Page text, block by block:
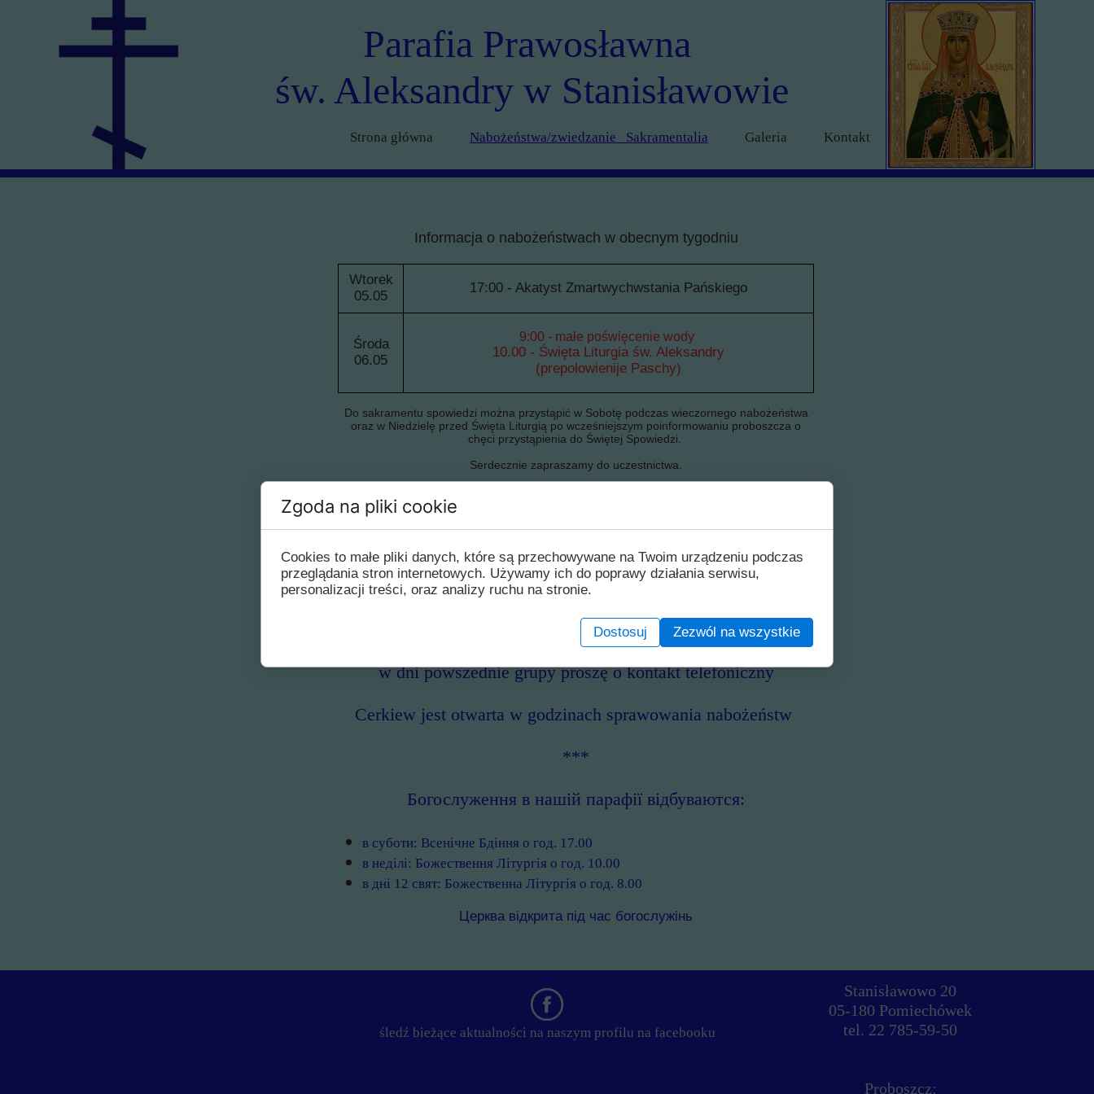
Informacja o nabożeństwach w obecnym tygodniu
Wtorek
05.05
17:00 - Akatyst Zmartwychwstania Pańskiego
Środa
06.05
9:00 - małe poświęcenie wody
10.00 - Święta Liturgia św. Aleksandry
(prepołowienije Paschy)
Do sakramentu spowiedzi można przystąpić w Sobotę podczas wieczornego nabożeństwa
oraz w Niedzielę przed Święta Liturgią po wcześniejszym poinformowaniu proboszcza o
chęci przystąpienia do Świętej Spowiedzi.
Serdecznie zapraszamy do uczestnictwa.
Nabożeństwa w naszej parafii odbywają się:
17.00
w niedziele: Boska Liturgia o godz. 10.00
Zwiedzanie świątyni w Niedzielę od 1.06 do 1.09 w godz.12-16
w dni powszednie grupy proszę o kontakt telefoniczny
Cerkiew jest otwarta w godzinach sprawowania nabożeństw
***
Богослуження в нашій парафії відбуваются:
в суботи: Всенічне Бдіння о год. 17.00
в неділі: Божествення Літургія о год. 10.00
в дні 12 свят: Божественна Літургія о год. 8.00
Церква відкрита під час богослужінь
Stanisławowo 20
05-180 Pomiechówek
tel. 22 785-59-50
Proboszcz:
śledź bieżące aktualności na naszym profilu na facebooku
Parafia Prawosławna
św. Aleksandry w Stanisławowie
Strona główna Nabożeństwa/zwiedzanie Sakramentalia Galeria Kontakt
Zgoda na pliki cookie
Cookies to małe pliki danych, które są przechowywane na Twoim urządzeniu podczas
przeglądania stron internetowych. Używamy ich do poprawy działania serwisu,
personalizacji treści, oraz analizy ruchu na stronie.
Dostosuj Zezwól na wszystkie